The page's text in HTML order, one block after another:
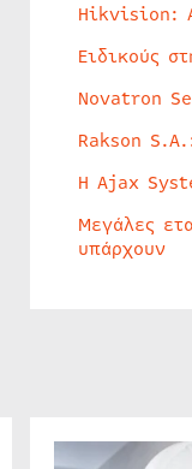
Hikvision:
Ειδικούς
Novatron
Rakson
Η Ajax
Μεγάλες
υπάρχουν